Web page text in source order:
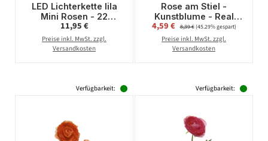
LED Lichterkette lila
Mini Rosen - 22
warmweiße LED -
Batteriebetrieb - Timer
L: 2,1m - für Innen
Regulärer Preis:
11,95 €
Preise inkl. MwSt. zzgl.
Versandkosten
Rose am Stiel -
Kunstblume - Real
Touch Oberfläche - H:
66cm - beige/creme
Verkaufspreis:
4,59 € Regulärer Preis:
8,39 €(45.29% gespart)
Preise inkl. MwSt. zzgl.
Versandkosten
Verfügbarkeit: Verfügbarkeit: